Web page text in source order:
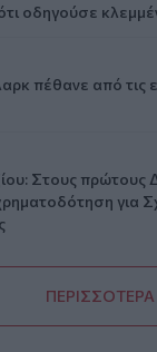
οδηγούσε
πέθανε από τις
Στους πρώτους
για
ΠΕΡΙΣΣΟΤΕΡΑ